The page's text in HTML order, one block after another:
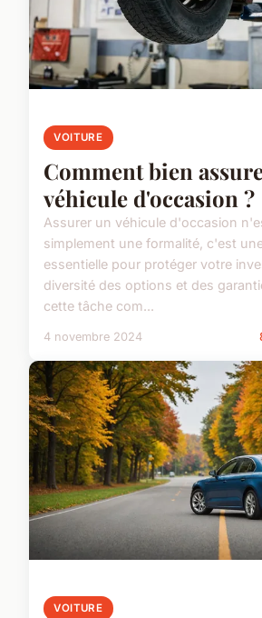
VOITURE
Comment bien
véhicule d'occasion ?
Assurer un véhicule d'occasion
simplement une formalité, c'est
essentielle pour protéger votre
diversité des options et des
cette tâche com...
4 novembre 2024
VOITURE